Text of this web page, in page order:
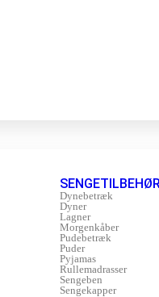
Dynebetræk
Dyner
Lagner
Morgenkåber
Pudebetræk
Puder
Pyjamas
Rullemadrasser
Sengeben
Sengekapper